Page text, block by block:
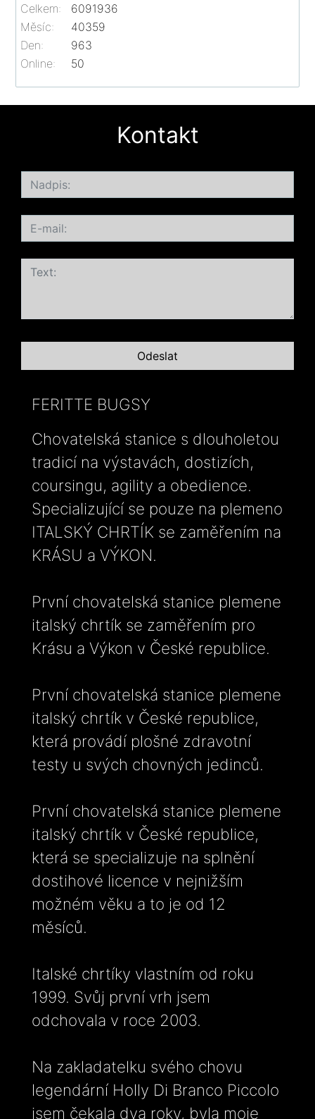
Online: 50
Celkem:
6091936
Měsíc:
40359
Den:
963
Kontakt
FERITTE BUGSY
Chovatelská stanice s dlouholetou
tradicí na výstavách, dostizích,
coursingu, agility a obedience.
Specializující se pouze na plemeno
ITALSKÝ CHRTÍK se zaměřením na
KRÁSU a VÝKON.
První chovatelská stanice plemene
italský chrtík se zaměřením pro
Krásu a Výkon v České republice.
První chovatelská stanice plemene
italský chrtík v České republice,
která provádí plošné zdravotní
testy u svých chovných jedinců.
První chovatelská stanice plemene
italský chrtík v České republice,
která se specializuje na splnění
dostihové licence v nejnižším
možném věku a to je od 12
měsíců.
Italské chrtíky vlastním od roku
1999. Svůj první vrh jsem
odchovala v roce 2003.
Na zakladatelku svého chovu
legendární Holly Di Branco Piccolo
jsem čekala dva roky, byla moje